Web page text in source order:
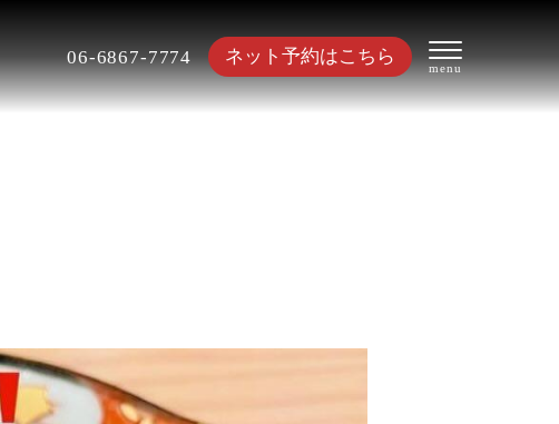
06-6867-7774 ネット予約はこちら